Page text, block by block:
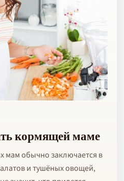
кормящей маме
мам обычно заключается в
и тушёных овощей,